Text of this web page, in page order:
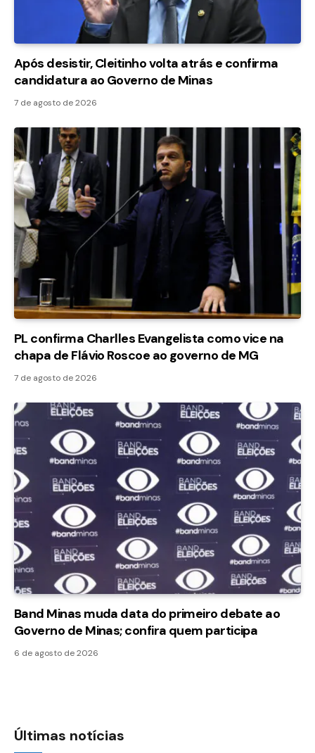
Após desistir, Cleitinho volta atrás e confirma
candidatura ao Governo de Minas
7 de agosto de 2026
PL confirma Charlles Evangelista como vice na
chapa de Flávio Roscoe ao governo de MG
7 de agosto de 2026
Band Minas muda data do primeiro debate ao
Governo de Minas; confira quem participa
6 de agosto de 2026
Últimas notícias